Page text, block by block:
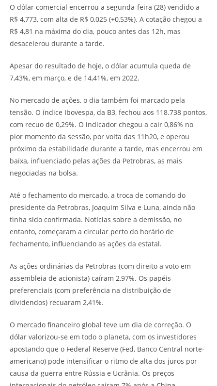
O dólar comercial encerrou a segunda-feira (28) vendido a
R$ 4,773, com alta de R$ 0,025 (+0,53%). A cotação chegou a
R$ 4,81 na máxima do dia, pouco antes das 12h, mas
desacelerou durante a tarde.
Apesar do resultado de hoje, o dólar acumula queda de
7,43%, em março, e de 14,41%, em 2022.
No mercado de ações, o dia também foi marcado pela
tensão. O índice Ibovespa, da B3, fechou aos 118.738 pontos,
com recuo de 0,29%. O indicador chegou a cair 0,86% no
pior momento da sessão, por volta das 11h20, e operou
próximo da estabilidade durante a tarde, mas encerrou em
baixa, influenciado pelas ações da Petrobras, as mais
negociadas na bolsa.
Até o fechamento do mercado, a troca de comando do
presidente da Petrobras, Joaquim Silva e Luna, ainda não
tinha sido confirmada. Notícias sobre a demissão, no
entanto, começaram a circular perto do horário de
fechamento, influenciando as ações da estatal.
As ações ordinárias da Petrobras (com direito a voto em
assembleia de acionista) caíram 2,97%. Os papéis
preferenciais (com preferência na distribuição de
dividendos) recuaram 2,41%.
O mercado financeiro global teve um dia de correção. O
dólar valorizou-se em todo o planeta, com os investidores
apostando que o Federal Reserve (Fed, Banco Central norte-
americano) pode intensificar o ritmo de alta dos juros por
causa da guerra entre Rússia e Ucrânia. Os preços